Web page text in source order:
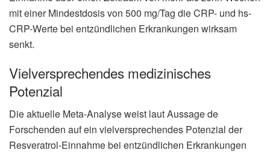
mit einer Mindestdosis von 500 mg/Tag die CRP- und hs-
CRP-Werte bei entzündlichen Erkrankungen wirksam
senkt.
Vielversprechendes medizinisches
Potenzial
Die aktuelle Meta-Analyse weist laut Aussage de
Forschenden auf ein vielversprechendes Potenzial der
Resveratrol-Einnahme bei entzündlichen Erkrankungen